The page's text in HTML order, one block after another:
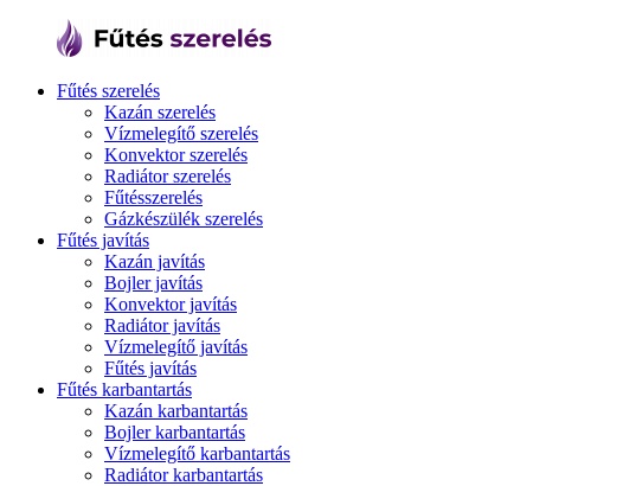
Fűtés szerelés
Kazán szerelés
Vízmelegítő szerelés
Konvektor szerelés
Radiátor szerelés
Fűtésszerelés
Gázkészülék szerelés
Fűtés javítás
Kazán javítás
Bojler javítás
Konvektor javítás
Radiátor javítás
Vízmelegítő javítás
Fűtés javítás
Fűtés karbantartás
Kazán karbantartás
Bojler karbantartás
Vízmelegítő karbantartás
Radiátor karbantartás